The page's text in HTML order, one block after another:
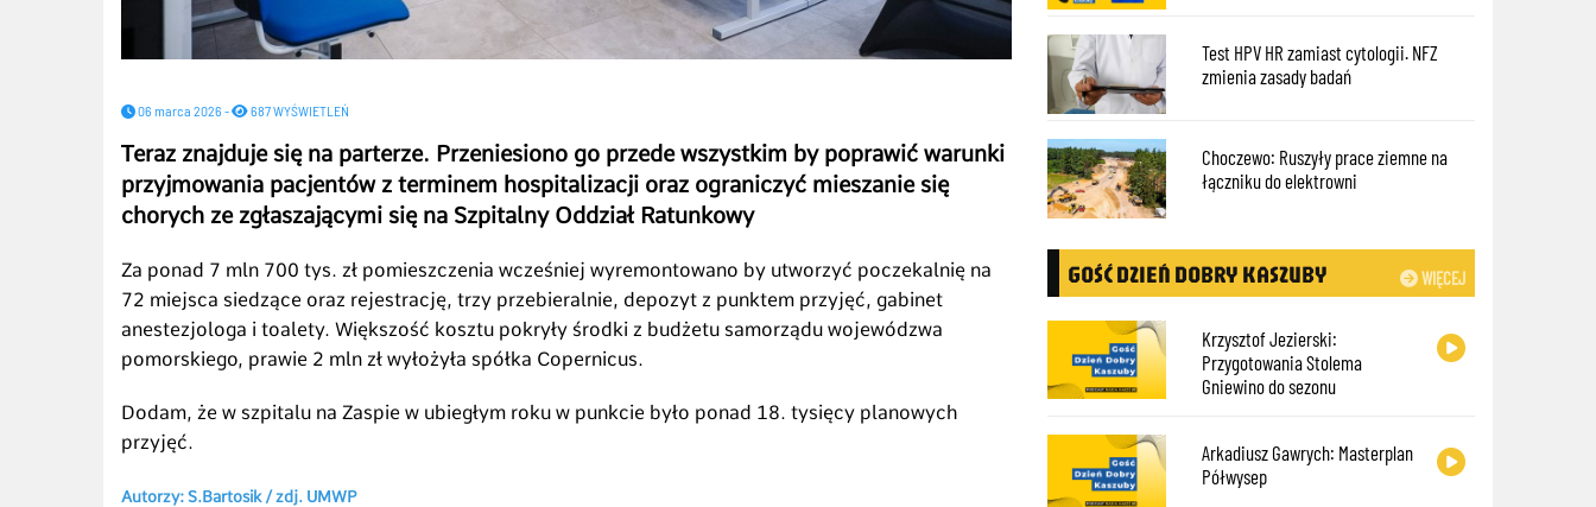
06 marca 2026 - 687 WYŚWIETLEŃ
Teraz znajduje się na parterze. Przeniesiono go przede wszystkim by poprawić warunki
przyjmowania pacjentów z terminem hospitalizacji oraz ograniczyć mieszanie się
chorych ze zgłaszającymi się na Szpitalny Oddział Ratunkowy
Za ponad 7 mln 700 tys. zł pomieszczenia wcześniej wyremontowano by utworzyć poczekalnię na
72 miejsca siedzące oraz rejestrację, trzy przebieralnie, depozyt z punktem przyjęć, gabinet
anestezjologa i toalety. Większość kosztu pokryły środki z budżetu samorządu wojewódzwa
pomorskiego, prawie 2 mln zł wyłożyła spółka Copernicus.
Dodam, że w szpitalu na Zaspie w ubiegłym roku w punkcie było ponad 18. tysięcy planowych
przyjęć.
Autorzy: S.Bartosik /zdj. UMWP
Test HPV HR zamiast cytologii. NFZ
zmienia zasady badań
Choczewo: Ruszyły prace ziemne na
łączniku do elektrowni
WIĘCEJ
GOŚĆ DZIEŃ DOBRY KASZUBY
Krzysztof Jezierski:
Przygotowania Stolema
Gniewino do sezonu
Arkadiusz Gawrych: Masterplan
Półwysep